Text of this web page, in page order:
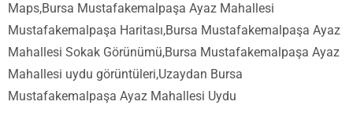
Maps,Bursa Mustafakemalpaşa Ayaz Mahallesi
Mustafakemalpaşa Haritası,Bursa Mustafakemalpaşa Ayaz
Mahallesi Sokak Görünümü,Bursa Mustafakemalpaşa Ayaz
Mahallesi uydu görüntüleri,Uzaydan Bursa
Mustafakemalpaşa Ayaz Mahallesi Uydu